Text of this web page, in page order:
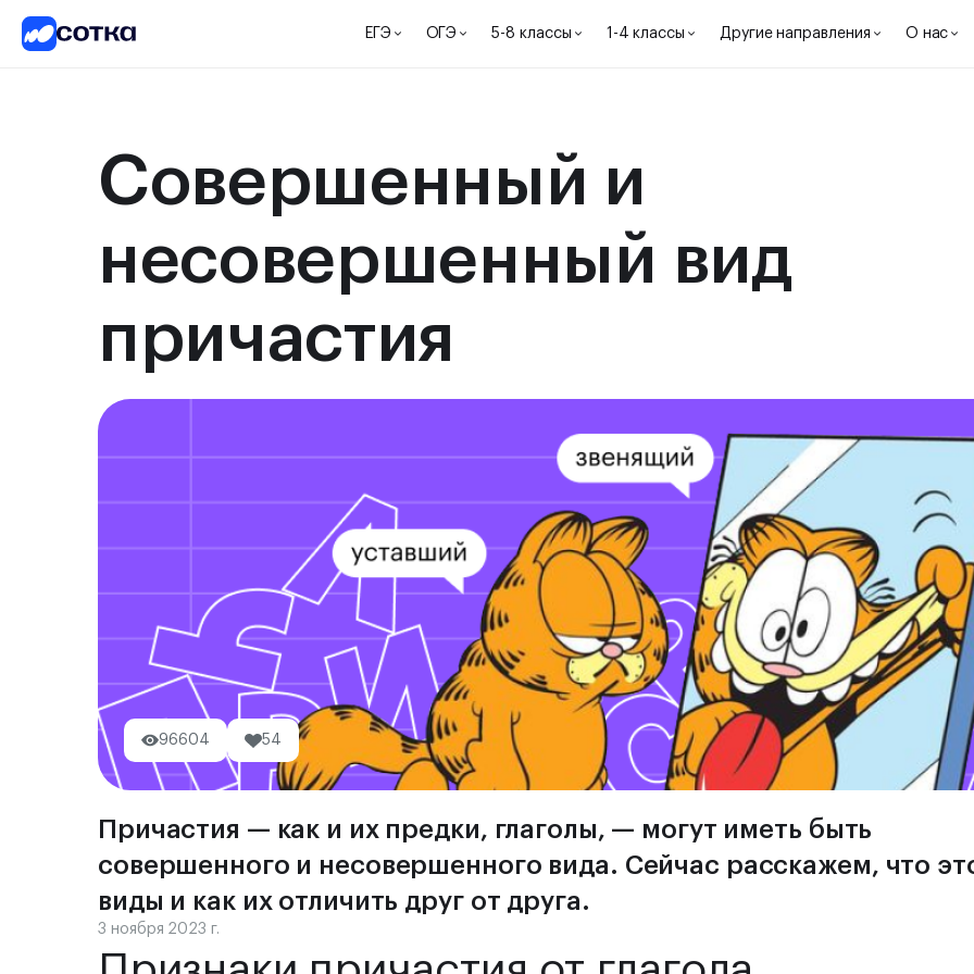
ЕГЭ ОГЭ 5-8 классы 1-4 классы Другие направления О нас
Совершенный и
несовершенный вид
причастия
96604 54
Причастия — как и их предки, глаголы, — могут иметь быть
совершенного и несовершенного вида. Сейчас расскажем, что
виды и как их отличить друг от друга.
3 ноября 2023 г.